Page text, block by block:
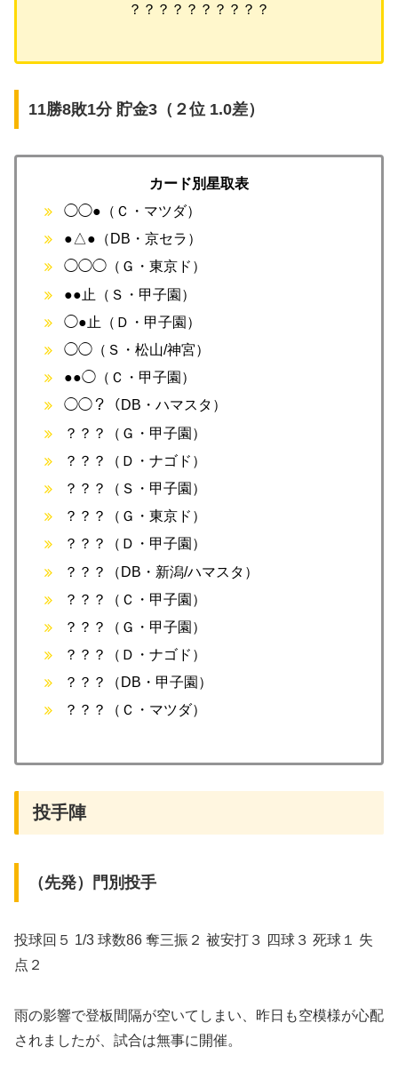
？？？？？？？？？？
11勝8敗1分 貯金3（２位 1.0差）
カード別星取表
◯◯●（Ｃ・マツダ）
●△●（DB・京セラ）
◯◯◯（Ｇ・東京ド）
●●止（Ｓ・甲子園）
◯●止（Ｄ・甲子園）
◯◯（Ｓ・松山/神宮）
●●◯（Ｃ・甲子園）
◯◯？（DB・ハマスタ）
？？？（Ｇ・甲子園）
？？？（Ｄ・ナゴド）
？？？（Ｓ・甲子園）
？？？（Ｇ・東京ド）
？？？（Ｄ・甲子園）
？？？（DB・新潟/ハマスタ）
？？？（Ｃ・甲子園）
？？？（Ｇ・甲子園）
？？？（Ｄ・ナゴド）
？？？（DB・甲子園）
？？？（Ｃ・マツダ）
投手陣
（先発）門別投手
投球回５ 1/3 球数86 奪三振２ 被安打３ 四球３ 死球１ 失
点２
雨の影響で登板間隔が空いてしまい、昨日も空模様が心配
されましたが、試合は無事に開催。